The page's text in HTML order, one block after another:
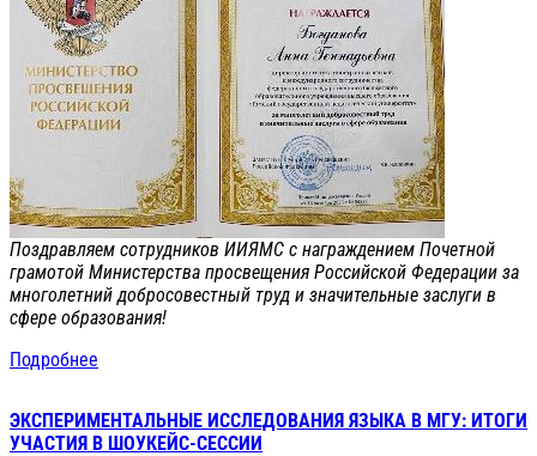
Поздравляем сотрудников ИИЯМС с награждением Почетной
грамотой Министерства просвещения Российской Федерации за
многолетний добросовестный труд и значительные заслуги в
сфере образования!
Подробнее
ЭКСПЕРИМЕНТАЛЬНЫЕ ИССЛЕДОВАНИЯ ЯЗЫКА В МГУ: ИТОГИ
УЧАСТИЯ В ШОУКЕЙС-СЕССИИ